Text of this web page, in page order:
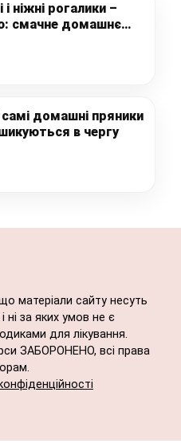
ніжні рогалики –
смачне домашнє
48 штук і
домашні пряники
в чергу
матеріали сайту несуть
ні за яких умов не є
для лікування.
ЗАБОРОНЕНО, всі права